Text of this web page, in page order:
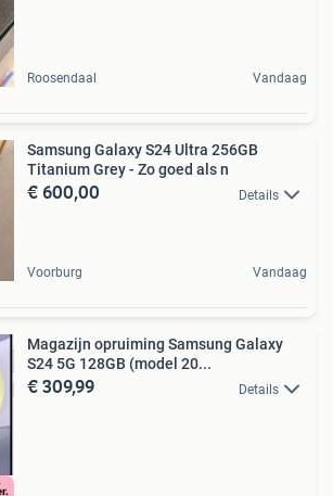
Roosendaal Vandaag
Samsung Galaxy S24 Ultra 256GB
Titanium Grey - Zo goed als n
€ 600,00 Details
Voorburg Vandaag
Magazijn opruiming Samsung Galaxy
S24 5G 128GB (model 20...
€ 309,99 Details